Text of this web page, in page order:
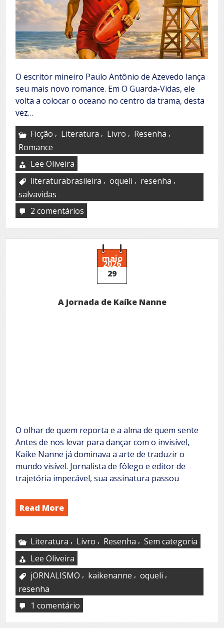
O escritor mineiro Paulo Antônio de Azevedo lança
seu mais novo romance. Em O Guarda-Vidas, ele
volta a colocar o oceano no centro da trama, desta
vez…
Ficção , Literatura , Livro , Resenha ,
Romance
Lee Oliveira
literaturabrasileira , oqueli , resenha ,
salvavidas
2 comentários
Guarda-
Vidas
maio
2026
29
A Jornada de Kaíke Nanne
O olhar de quem reporta e a alma de quem sente
Antes de nos levar para dançar com o invisível,
Kaíke Nanne já dominava a arte de traduzir o
mundo visível. Jornalista de fôlego e editor de
trajetória impecável, sua assinatura passou
Read More
Literatura , Livro , Resenha , Sem categoria
Lee Oliveira
jORNALISMO , kaikenanne , oqueli ,
resenha
1 comentário
Jornada